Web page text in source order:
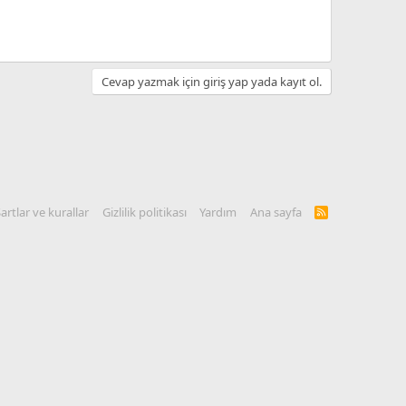
Cevap yazmak için giriş yap yada kayıt ol.
ve kurallar Gizlilik politikası Yardım Ana sayfa
R